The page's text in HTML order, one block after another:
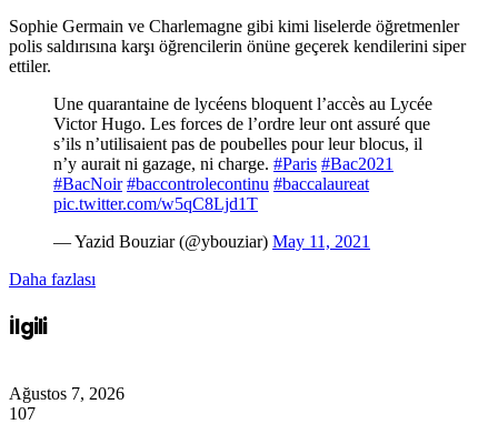
Sophie Germain ve Charlemagne gibi kimi liselerde öğretmenler
polis saldırısına karşı öğrencilerin önüne geçerek kendilerini siper
ettiler.
Une quarantaine de lycéens bloquent l’accès au Lycée
Victor Hugo. Les forces de l’ordre leur ont assuré que
s’ils n’utilisaient pas de poubelles pour leur blocus, il
n’y aurait ni gazage, ni charge. #Paris #Bac2021
#BacNoir #baccontrolecontinu #baccalaureat
pic.twitter.com/w5qC8Ljd1T
— Yazid Bouziar (@ybouziar) May 11, 2021
Daha fazlası
İlgili
Ağustos 7, 2026
107